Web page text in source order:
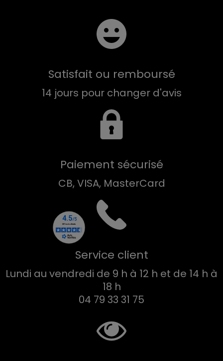
Satisfait ou remboursé
14 jours pour changer d'avis
Paiement sécurisé
CB, VISA, MasterCard
Service client
Lundi au vendredi de 9 h à 12 h et de 14 h à
18 h
04 79 33 31 75